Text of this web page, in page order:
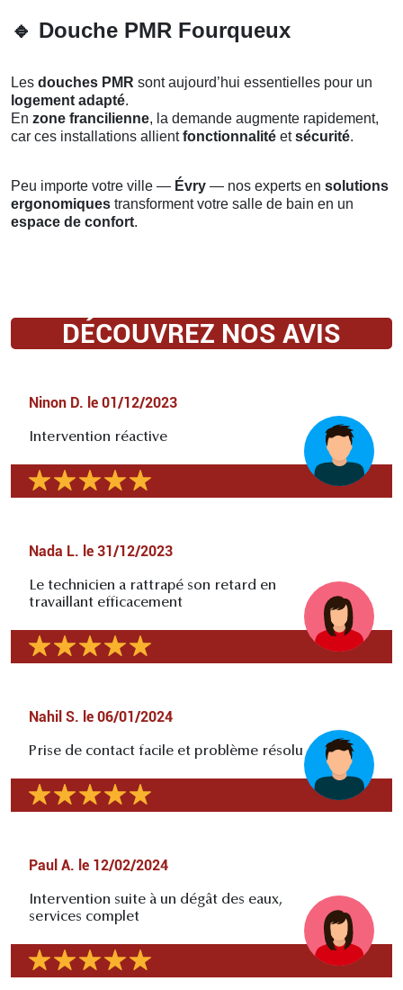
🔹 Douche PMR Fourqueux
Les douches PMR sont aujourd’hui essentielles pour un
logement adapté.
En zone francilienne, la demande augmente rapidement,
car ces installations allientfonctionnalité etsécurité.
Peu importe votre ville — Évry — nos experts en solutions
ergonomiques transforment votre salle de bain en un
espace de confort.
DÉCOUVREZ NOS AVIS
Ninon D. le 01/12/2023
Intervention réactive
Nada L. le 31/12/2023
Le technicien a rattrapé son retard en
travaillant efficacement
Nahil S. le 06/01/2024
Prise de contact facile et problème résolu
Paul A. le 12/02/2024
Intervention suite à un dégât des eaux,
services complet